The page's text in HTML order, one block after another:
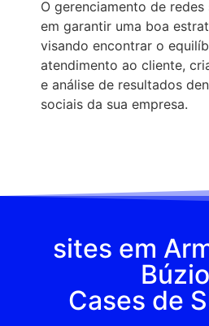
O gerenciamento de
em garantir uma boa
visando encontrar o
atendimento ao cliente,
e análise de resultados
sociais da sua empresa.
sites em
Cases de